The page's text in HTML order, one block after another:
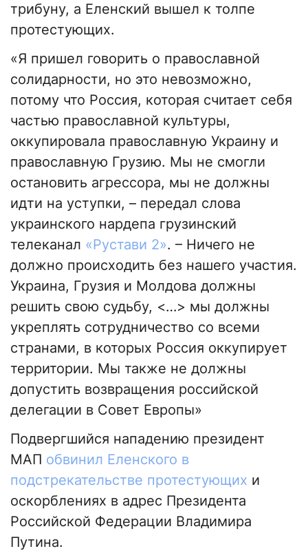
трибуну, а Еленский вышел к толпе
протестующих.
«Я пришел говорить о православной
солидарности, но это невозможно,
потому что Россия, которая считает себя
частью православной культуры,
оккупировала православную Украину и
православную Грузию. Мы не смогли
остановить агрессора, мы не должны
идти на уступки, – передал слова
украинского нардепа грузинский
телеканал «Рустави 2». – Ничего не
должно происходить без нашего участия.
Украина, Грузия и Молдова должны
решить свою судьбу, <…> мы должны
укреплять сотрудничество со всеми
странами, в которых Россия оккупирует
территории. Мы также не должны
допустить возвращения российской
делегации в Совет Европы»
Подвергшийся нападению президент
МАП обвинил Еленского в
подстрекательстве протестующих и
оскорблениях в адрес Президента
Российской Федерации Владимира
Путина.